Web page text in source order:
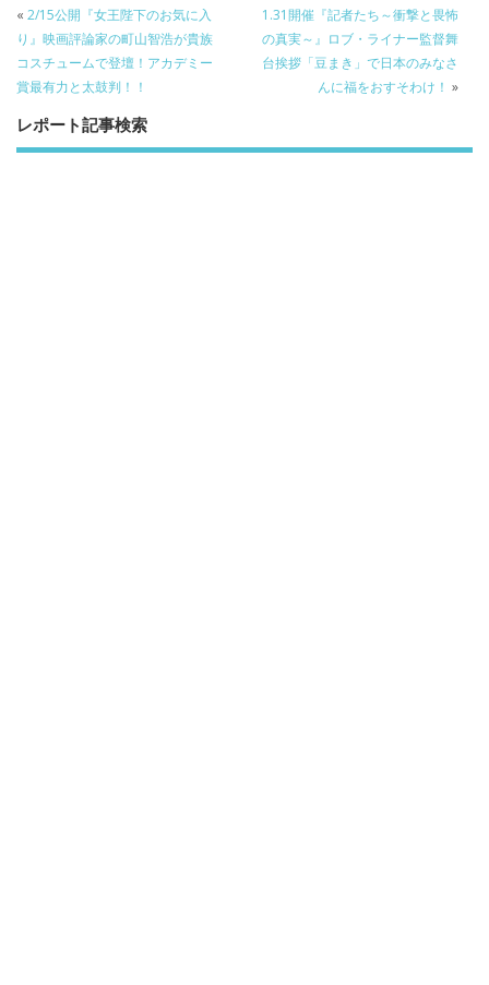
o
o
k
o
« 2/15公開『女王陛下のお気に入
り』映画評論家の町山智浩が貴族
コスチュームで登壇！アカデミー
賞最有力と太鼓判！！
1.31開催『記者たち～衝撃と畏怖
の真実～』ロブ・ライナー監督舞
台挨拶「豆まき」で日本のみなさ
んに福をおすそわけ！ »
レポート記事検索